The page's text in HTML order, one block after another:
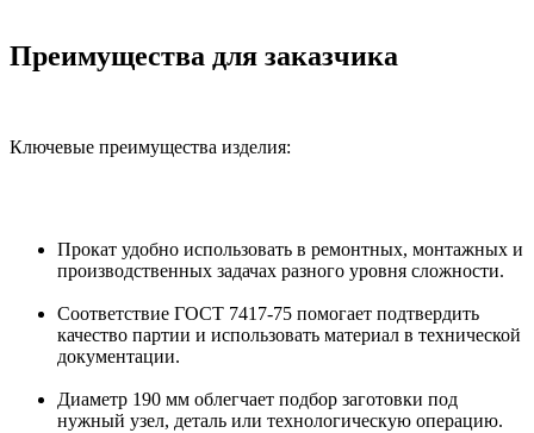
Преимущества для заказчика
Ключевые преимущества изделия:
Прокат удобно использовать в ремонтных, монтажных и
производственных задачах разного уровня сложности.
Соответствие ГОСТ 7417-75 помогает подтвердить
качество партии и использовать материал в технической
документации.
Диаметр 190 мм облегчает подбор заготовки под
нужный узел, деталь или технологическую операцию.